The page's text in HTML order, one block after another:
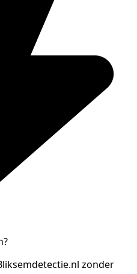
zonder